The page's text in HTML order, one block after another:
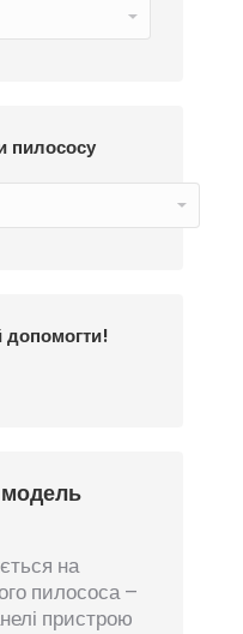
пилососу
модель
на
пилососа –
пристрою